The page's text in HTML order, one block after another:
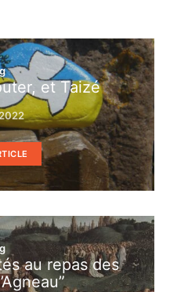
et Taizé
au repas des